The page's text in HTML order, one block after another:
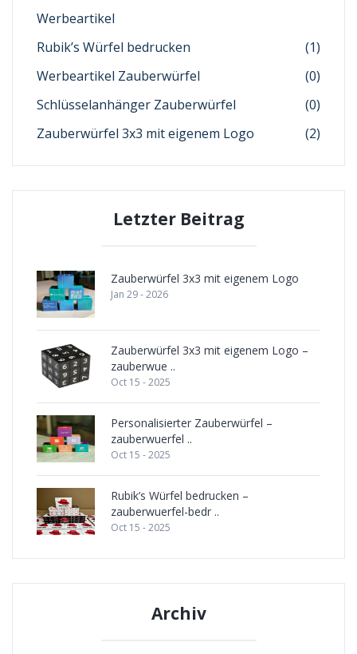
Werbeartikel
Rubik’s Würfel bedrucken
(1)
Werbeartikel Zauberwürfel
(0)
Schlüsselanhänger Zauberwürfel
(0)
Zauberwürfel 3x3 mit eigenem Logo
(2)
Letzter Beitrag
Zauberwürfel 3x3 mit eigenem Logo
Jan 29 - 2026
Zauberwürfel 3x3 mit eigenem Logo –
zauberwue ..
Oct 15 - 2025
Personalisierter Zauberwürfel –
zauberwuerfel ..
Oct 15 - 2025
Rubik’s Würfel bedrucken –
zauberwuerfel-bedr ..
Oct 15 - 2025
Archiv